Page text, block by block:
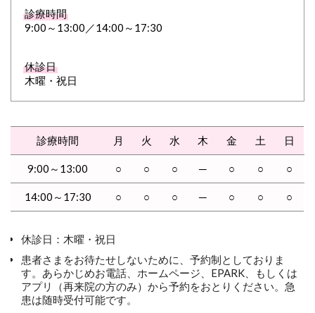
診療時間
9:00～13:00／14:00～17:30
休診日
木曜・祝日
診療時間 月 火 水 木 金 土 日
9:00～13:00 ○ ○ ○ ─ ○ ○ ○
14:00～17:30 ○ ○ ○ ─ ○ ○ ○
休診日：木曜・祝日
患者さまをお待たせしないために、予約制としておりま
す。あらかじめお電話、ホームページ、EPARK、もしくは
アプリ（再来院の方のみ）から予約をおとりください。急
患は随時受付可能です。